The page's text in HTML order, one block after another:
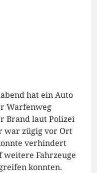
hat ein Auto
Warfenweg
Brand laut Polizei
war zügig vor Ort
verhindert
weitere Fahrzeuge
konnten.